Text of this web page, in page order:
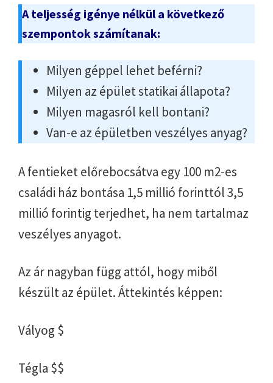
A teljesség igénye nélkül a következő
szempontok számítanak:
Milyen géppel lehet beférni?
Milyen az épület statikai állapota?
Milyen magasról kell bontani?
Van-e az épületben veszélyes anyag?
A fentieket előrebocsátva egy 100 m2-es
családi ház bontása 1,5 millió forinttól 3,5
millió forintig terjedhet, ha nem tartalmaz
veszélyes anyagot.
Az ár nagyban függ attól, hogy miből
készült az épület. Áttekintés képpen:
Vályog $
Tégla $$